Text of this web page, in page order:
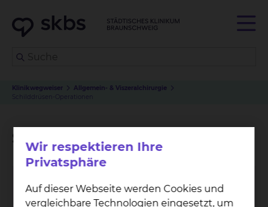
Klinikwegweiser
Allgemein- & Viszeralchirurgie
Schilddrüsen-Operationen
Schilddrüsen-Operationen
Wir respektieren Ihre
Privatsphäre
Auf dieser Webseite werden Cookies und
vergleichbare Technologien eingesetzt, um